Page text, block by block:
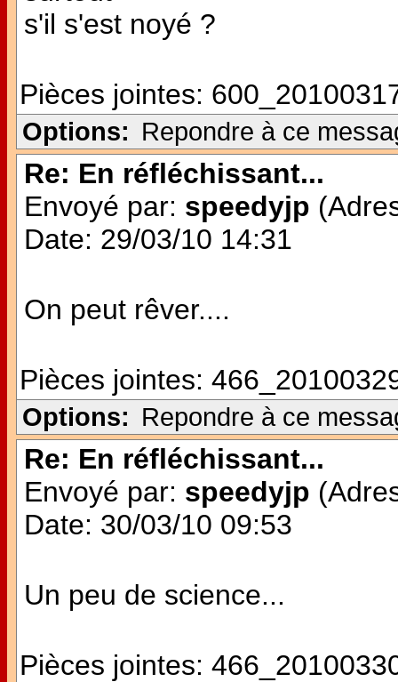
s'il s'est noyé ?
Pièces jointes:
Options: Repondre à ce
Re: En réfléchissant...
Envoyé par: speedyjp
Date: 29/03/10 14:31
On peut rêver....
Pièces jointes:
Options: Repondre à ce
Re: En réfléchissant...
Envoyé par: speedyjp
Date: 30/03/10 09:53
Un peu de science...
Pièces jointes: